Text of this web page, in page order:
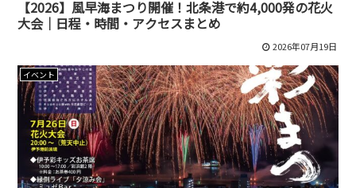
【2026】風早海まつり開催！北条港で約4,000発の花火
大会｜日程・時間・アクセスまとめ
2026年07月19日
イベント